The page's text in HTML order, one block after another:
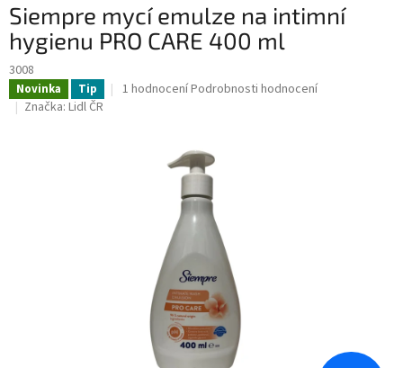
Siempre mycí emulze na intimní
hygienu PRO CARE 400 ml
3008
Novinka Tip
Průměrné
1 hodnoceníPodrobnosti hodnocení
Značka: Lidl ČR